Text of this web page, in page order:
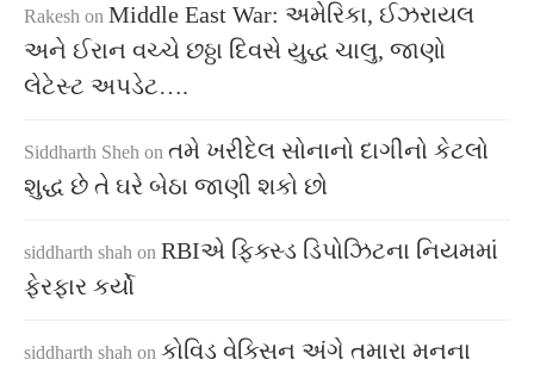
Rakesh on Middle East War: અમેરિકા, ઈઝરાયલ
અને ઈરાન વચ્ચે છઠ્ઠા દિવસે યુદ્ધ ચાલુ, જાણો
લેટેસ્ટ અપડેટ….
Siddharth Sheh on તમે ખરીદેલ સોનાનો દાગીનો કેટલો
શુદ્ધ છે તે ઘરે બેઠા જાણી શકો છો
siddharth shah on RBIએ ફિક્સ્ડ ડિપોઝિટના નિયમમાં
ફેરફાર કર્યો
siddharth shah on કોવિડ વેક્સિન અંગે તમારા મનના